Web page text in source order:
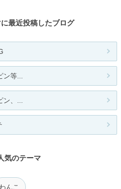
最近投稿したブログ
等...
、...
気のテーマ
わんこ